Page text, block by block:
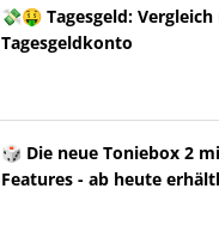
💸🤑 Tagesgeld:
Tagesgeldkonto
🎲 Die neue Toniebox 2
Features - ab heute